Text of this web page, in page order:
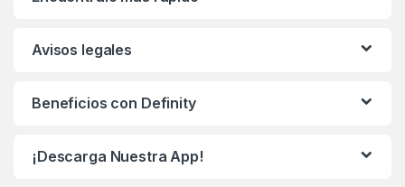
Avisos legales
Beneficios con Definity
¡Descarga Nuestra App!